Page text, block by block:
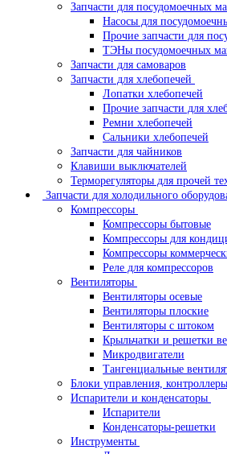
Запчасти для посудомоечных
Насосы для
Прочие запчасти для
ТЭНы посудомоечных
Запчасти для самоваров
Запчасти для хлебопечей
Лопатки хлебопечей
Прочие запчасти для
Ремни хлебопечей
Сальники хлебопечей
Запчасти для чайников
Клавиши выключателей
Терморегуляторы для прочей
Запчасти для холодильного
Компрессоры
Компрессоры бытовые
Компрессоры для
Компрессоры
Реле для компрессоров
Вентиляторы
Вентиляторы осевые
Вентиляторы плоские
Вентиляторы с штоком
Крыльчатки и решетки
Микродвигатели
Тангенциальные
Блоки управления,
Испарители и конденсаторы
Испарители
Конденсаторы-решетки
Инструменты